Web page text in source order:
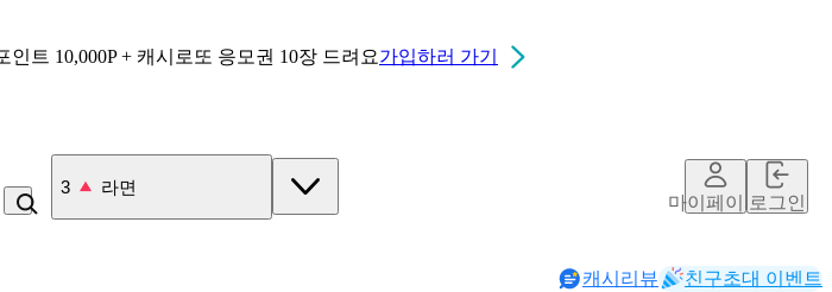
인트 10,000P + 캐시로또 응모권 10장 드려요가입하러 가기
3 라면
마이페이지로그인
캐시리뷰 친구초대 이벤트